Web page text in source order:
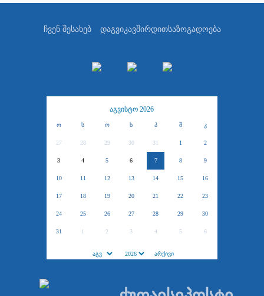
ჩვენ შესახებ დაგვიკავშირდითსაზოგადოება
აგვისტო 2026
ო ს ო ხ პ შ კ
27 28 29 30 31 1 2
3 4 5 6 7 8 9
10 11 12 13 14 15 16
17 18 19 20 21 22 23
24 25 26 27 28 29 30
31 1 2 3 4 5 6